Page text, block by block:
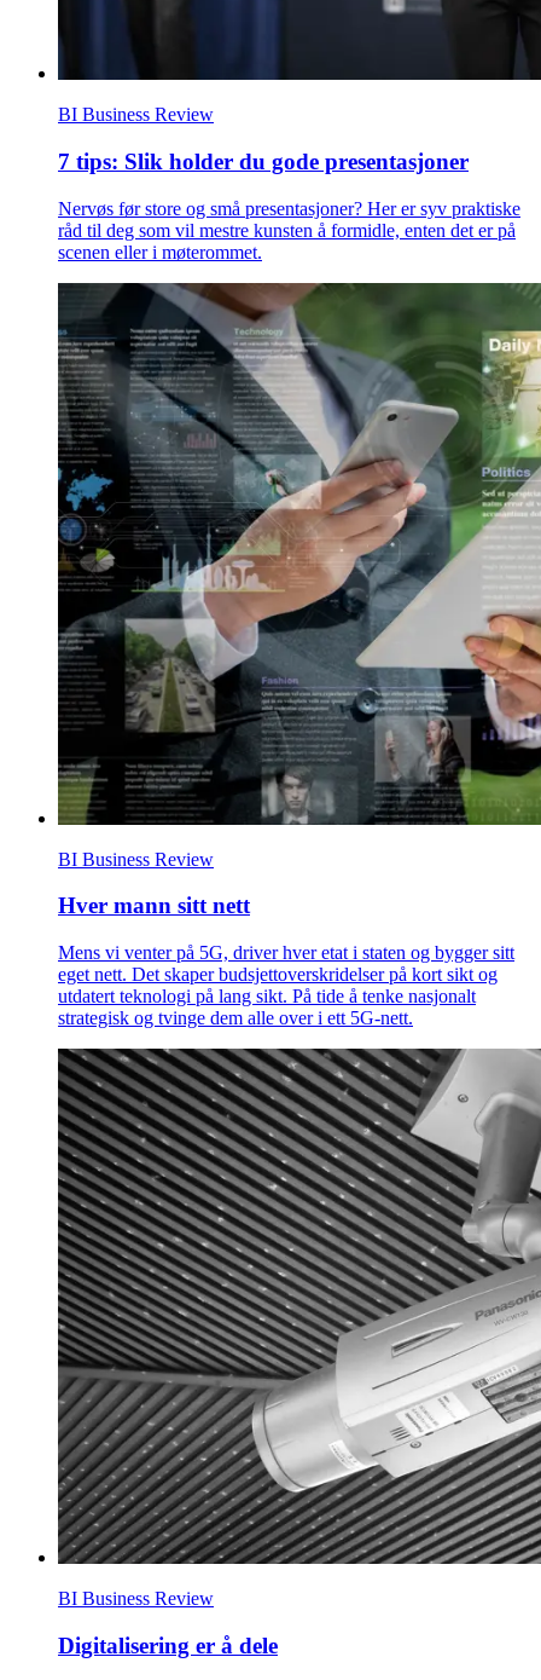
BI Business Review
7 tips: Slik holder du gode presentasjoner
Nervøs før store og små presentasjoner? Her er syv praktiske
råd til deg som vil mestre kunsten å formidle, enten det er på
scenen eller i møterommet.
BI Business Review
Hver mann sitt nett
Mens vi venter på 5G, driver hver etat i staten og bygger sitt
eget nett. Det skaper budsjettoverskridelser på kort sikt og
utdatert teknologi på lang sikt. På tide å tenke nasjonalt
strategisk og tvinge dem alle over i ett 5G-nett.
BI Business Review
Digitalisering er å dele